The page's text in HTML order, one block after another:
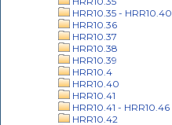
HRR10.35 - HRR10.40
HRR10.36
HRR10.37
HRR10.38
HRR10.39
HRR10.4
HRR10.40
HRR10.41
HRR10.41 - HRR10.46
HRR10.42